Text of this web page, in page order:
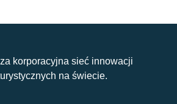
korporacyjna sieć innowacji
na świecie.